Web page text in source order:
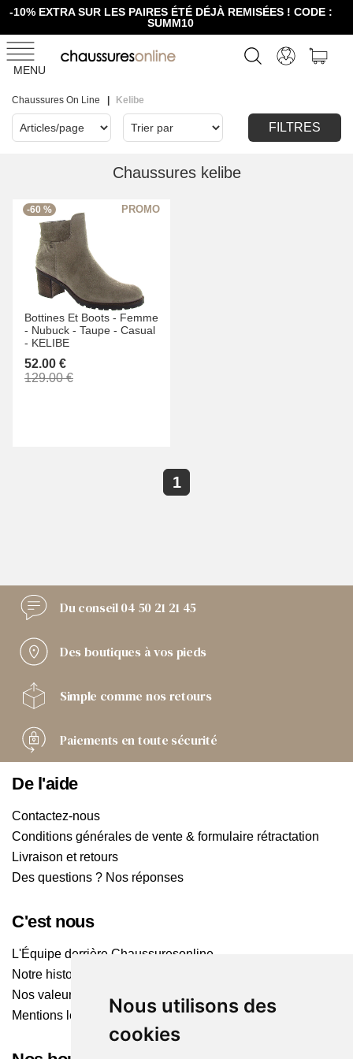
Nous utilisons des
cookies
-10% EXTRA SUR LES PAIRES ÉTÉ DÉJÀ REMISÉES ! CODE :
SUMM10
MENU
Chaussures On Line Kelibe
FILTRES
Chaussures kelibe
-60 %
Bottines Et Boots - Femme
- Nubuck - Taupe - Casual
- KELIBE
52.00 €
129.00 €
1
Du conseil04 50 21 21 45
Des boutiques à vos pieds
Simple comme nos retours
Paiements en toute sécurité
De l'aide
Contactez-nous
Conditions générales de vente & formulaire rétractation
Livraison et retours
Des questions ? Nos réponses
C'est nous
L'Équipe derrière Chaussuresonline
Notre histoire
Nos valeurs
Mentions légales